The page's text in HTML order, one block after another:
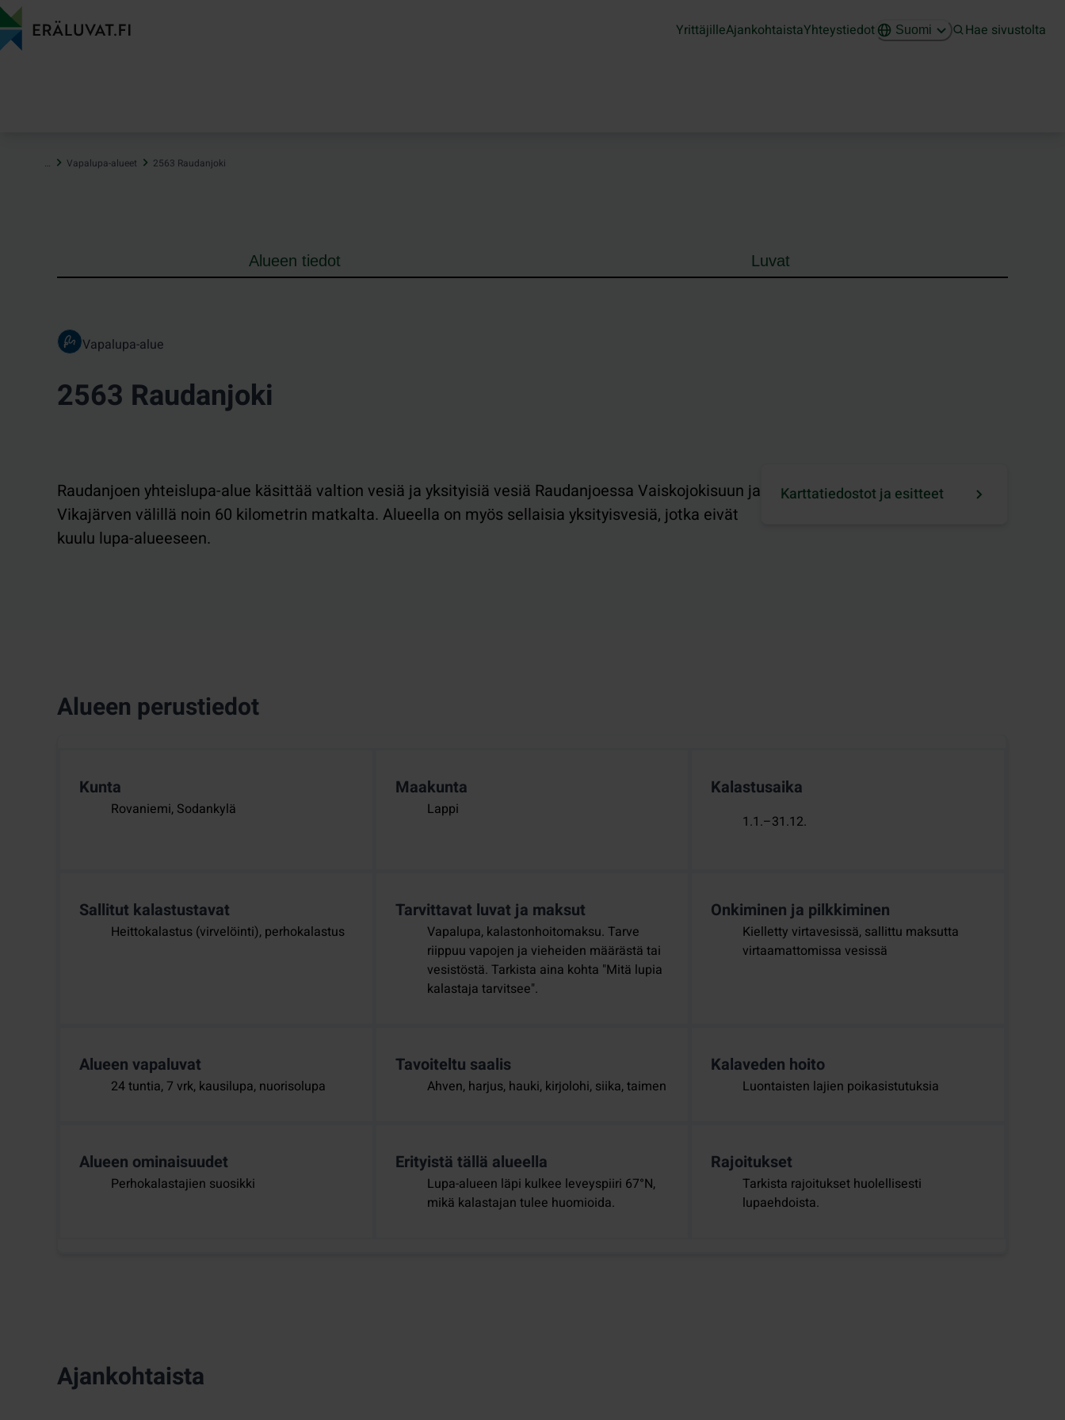
Hyppää
sisältöön
YrittäjilleAjankohtaistaYhteystiedot Suomi Hae sivustolta
… Vapalupa-alueet 2563 Raudanjoki
Alueen tiedot Luvat
Vapalupa-alue
2563 Raudanjoki
Raudanjoen yhteislupa-alue käsittää valtion vesiä ja yksityisiä vesiä Raudanjoessa Vaiskojokisuun ja
Vikajärven välillä noin 60 kilometrin matkalta. Alueella on myös sellaisia yksityisvesiä, jotka eivät
kuulu lupa-alueeseen.
Karttatiedostot ja esitteet
Alueen perustiedot
Kunta
Rovaniemi, Sodankylä
Maakunta
Lappi
Kalastusaika
1.1.–31.12.
Sallitut kalastustavat
Heittokalastus (virvelöinti), perhokalastus
Tarvittavat luvat ja maksut
Vapalupa, kalastonhoitomaksu. Tarve
riippuu vapojen ja vieheiden määrästä tai
vesistöstä. Tarkista aina kohta "Mitä lupia
kalastaja tarvitsee".
Onkiminen ja pilkkiminen
Kielletty virtavesissä, sallittu maksutta
virtaamattomissa vesissä
Alueen vapaluvat
24 tuntia, 7 vrk, kausilupa, nuorisolupa
Tavoiteltu saalis
Ahven, harjus, hauki, kirjolohi, siika, taimen
Kalaveden hoito
Luontaisten lajien poikasistutuksia
Alueen ominaisuudet
Perhokalastajien suosikki
Erityistä tällä alueella
Lupa-alueen läpi kulkee leveyspiiri 67°N,
mikä kalastajan tulee huomioida.
Rajoitukset
Tarkista rajoitukset huolellisesti
lupaehdoista.
Ajankohtaista